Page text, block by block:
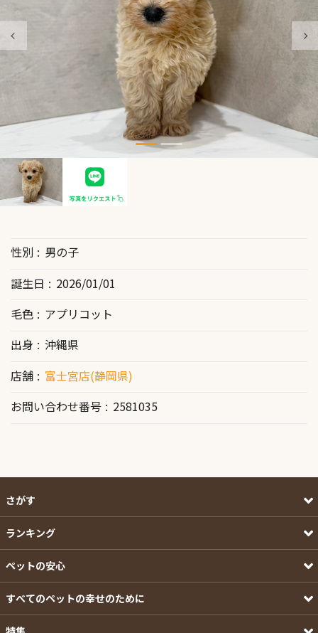
性別
男の子
誕生日
2026/01/01
毛色
アプリコット
出身
沖縄県
店舗
富士宮店(静岡県)
お問い合わせ番号
2581035
さがす
ランキング
ペットの安心
すべてのペットの幸せのために